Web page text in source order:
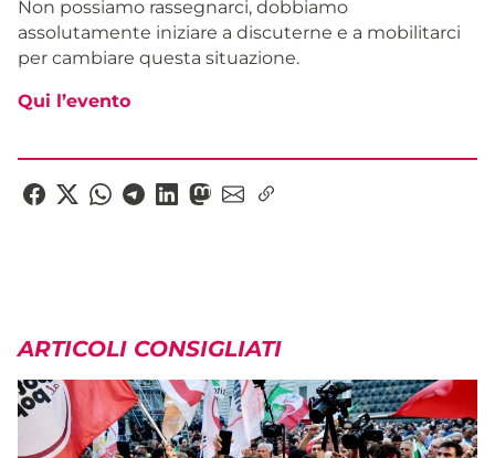
Non possiamo rassegnarci, dobbiamo
assolutamente iniziare a discuterne e a mobilitarci
per cambiare questa situazione.
Qui l’evento
ARTICOLI CONSIGLIATI